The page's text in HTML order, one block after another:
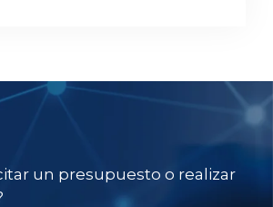
un presupuesto o realizar